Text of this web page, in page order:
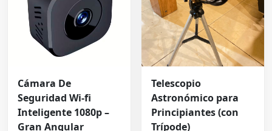
Cámara De
Seguridad Wi-fi
Inteligente 1080p –
Gran Angular
Telescopio
Astronómico para
Principiantes (con
Trípode)